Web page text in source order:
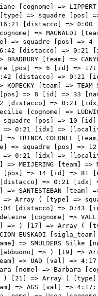
[type] => squadre [pos] => 16 [id] => 3 [name] => FISHER Niamh [nome] => Niamh [cognome] => FISHER [team] => TEAM SD WORX [sigla_team] => SDW [val] => 4:17:04 [distacco] => 0:43 [idx] => [localita] => [abbuono] => ) [16] => Array ( [type] => squadre [pos] => 17 [id] => 67 [name] => VALLIERES MILL Magdeleine [nome] => Magdeleine [cognome] => VALLIERES MILL [team] => EF EDUCATION - CANNONDALE [sigla_team] => EFC [val] => 4:17:07 [distacco] => 0:46 [idx] => [localita] => [abbuono] => ) [17] => Array ( [type] => squadre [pos] => 18 [id] => 115 [name] => SILVESTRI Debora [nome] => Debora [cognome] => SILVESTRI [team] => LABORAL KUTXA - FUNDACION EUSKADI [sigla_team] => LKF [val] => 4:17:09 [distacco] => 0:48 [idx] => [localita] => [abbuono] => ) [18] => Array ( [type] => squadre [pos] => 19 [id] => 135